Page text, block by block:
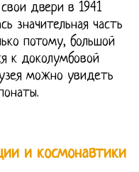
двери в 1941
значительная часть
потому, большой
к доколумбовой
можно увидеть
и космонавтики